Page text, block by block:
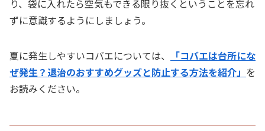
り、袋に入れたら空気もできる限り抜くということを忘れ
ずに意識するようにしましょう。
夏に発生しやすいコバエについては、
「コバエは台所にな
ぜ発生？退治のおすすめグッズと防止する方法を紹介」 を
お読みください。